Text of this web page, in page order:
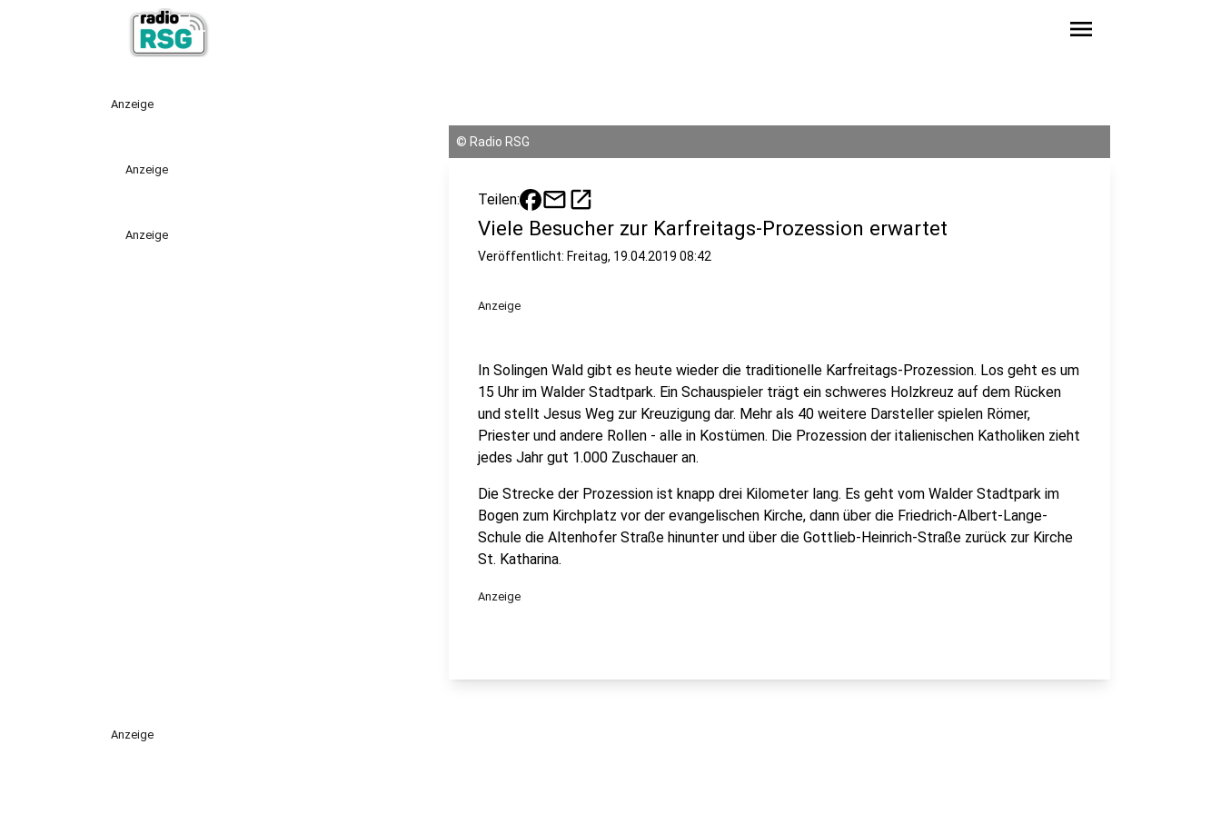
menu
Anzeige
Anzeige
Anzeige
© Radio RSG
Teilen: mailopen_in_new
Viele Besucher zur Karfreitags-Prozession erwartet
Veröffentlicht: Freitag, 19.04.2019 08:42
Anzeige
In Solingen Wald gibt es heute wieder die traditionelle Karfreitags-Prozession. Los geht es um
15 Uhr im Walder Stadtpark. Ein Schauspieler trägt ein schweres Holzkreuz auf dem Rücken
und stellt Jesus Weg zur Kreuzigung dar. Mehr als 40 weitere Darsteller spielen Römer,
Priester und andere Rollen - alle in Kostümen. Die Prozession der italienischen Katholiken zieht
jedes Jahr gut 1.000 Zuschauer an.
Die Strecke der Prozession ist knapp drei Kilometer lang. Es geht vom Walder Stadtpark im
Bogen zum Kirchplatz vor der evangelischen Kirche, dann über die Friedrich-Albert-Lange-
Schule die Altenhofer Straße hinunter und über die Gottlieb-Heinrich-Straße zurück zur Kirche
St. Katharina.
Anzeige
Anzeige